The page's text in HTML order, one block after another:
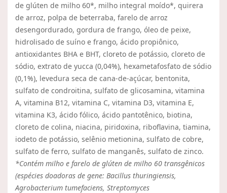
de glúten de milho 60*, milho integral moído*, quirera
de arroz, polpa de beterraba, farelo de arroz
desengordurado, gordura de frango, óleo de peixe,
hidrolisado de suíno e frango, ácido propiônico,
antioxidantes BHA e BHT, cloreto de potássio, cloreto de
sódio, extrato de yucca (0,04%), hexametafosfato de sódio
(0,1%), levedura seca de cana-de-açúcar, bentonita,
sulfato de condroitina, sulfato de glicosamina, vitamina
A, vitamina B12, vitamina C, vitamina D3, vitamina E,
vitamina K3, ácido fólico, ácido pantotênico, biotina,
cloreto de colina, niacina, piridoxina, riboflavina, tiamina,
iodeto de potássio, selênio metionina, sulfato de cobre,
sulfato de ferro, sulfato de manganês, sulfato de zinco.
*Contém milho e farelo de glúten de milho 60 transgênicos
(espécies doadoras de gene: Bacillus thuringiensis,
Agrobacterium tumefaciens, Streptomyces